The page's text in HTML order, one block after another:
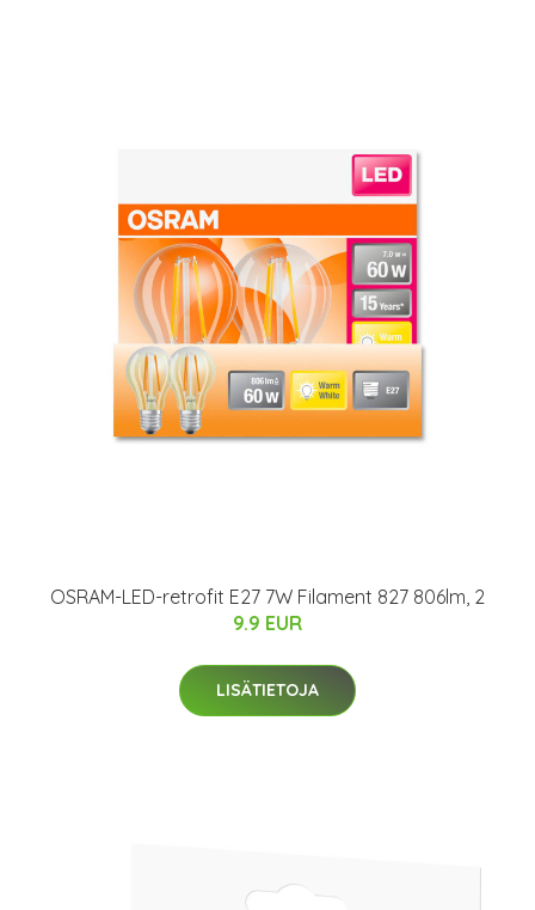
OSRAM-LED-retrofit E27 7W Filament 827 806lm, 2
9.9 EUR
LISÄTIETOJA